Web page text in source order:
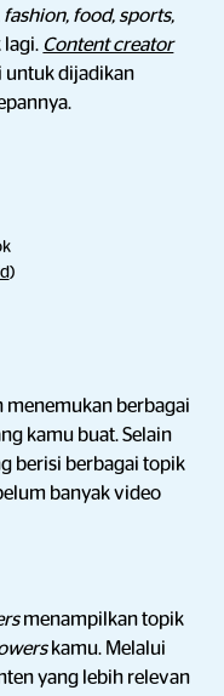
fashion, food, sports,
lagi. Content creator
untuk dijadikan
)
menemukan berbagai
kamu buat. Selain
berisi berbagai topik
banyak video
menampilkan topik
kamu. Melalui
yang lebih relevan